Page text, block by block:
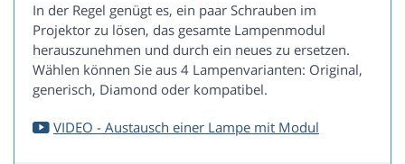
In der Regel genügt es, ein paar Schrauben im
Projektor zu lösen, das gesamte Lampenmodul
herauszunehmen und durch ein neues zu ersetzen.
Wählen können Sie aus 4 Lampenvarianten: Original,
generisch, Diamond oder kompatibel.
VIDEO - Austausch einer Lampe mit Modul